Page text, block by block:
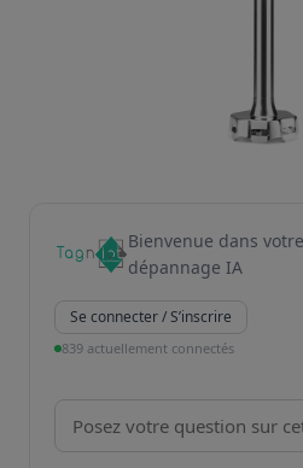
Bienvenue dans
dépannage IA
Se connecter / S’inscrire
839 actuellement connectés